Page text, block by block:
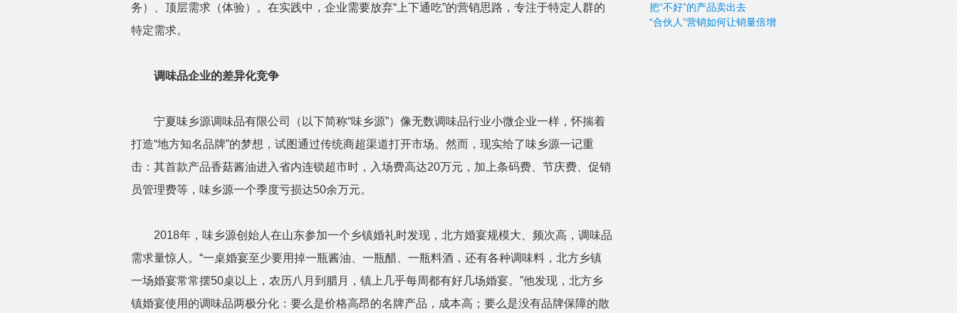
务）、顶层需求（体验）。在实践中，企业需要放弃“上下通吃”的营销思路，专注于特定人群的
特定需求。
调味品企业的差异化竞争
宁夏味乡源调味品有限公司（以下简称“味乡源”）像无数调味品行业小微企业一样，怀揣着
打造“地方知名品牌”的梦想，试图通过传统商超渠道打开市场。然而，现实给了味乡源一记重
击：其首款产品香菇酱油进入省内连锁超市时，入场费高达20万元，加上条码费、节庆费、促销
员管理费等，味乡源一个季度亏损达50余万元。
2018年，味乡源创始人在山东参加一个乡镇婚礼时发现，北方婚宴规模大、频次高，调味品
需求量惊人。“一桌婚宴至少要用掉一瓶酱油、一瓶醋、一瓶料酒，还有各种调味料，北方乡镇
一场婚宴常常摆50桌以上，农历八月到腊月，镇上几乎每周都有好几场婚宴。”他发现，北方乡
镇婚宴使用的调味品两极分化：要么是价格高昂的名牌产品，成本高；要么是没有品牌保障的散
把“不好”的产品卖出去
“合伙人”营销如何让销量倍增